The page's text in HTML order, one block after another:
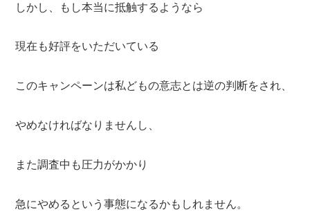
しかし、もし本当に抵触するようなら
現在も好評をいただいている
このキャンペーンは私どもの意志とは逆の判断をされ、
やめなければなりませんし、
また調査中も圧力がかかり
急にやめるという事態になるかもしれません。